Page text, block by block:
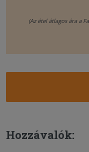
(Az étel átlagos ára a
Hozzávalók: